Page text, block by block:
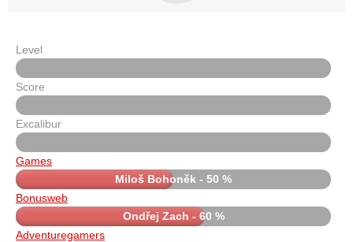
Level
Score
Excalibur
Games
Miloš Bohoněk - 50 %
Bonusweb
Ondřej Zach - 60 %
Adventuregamers